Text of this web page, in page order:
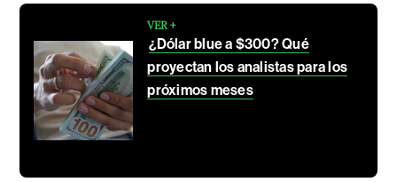
VER +
¿Dólar blue a $300? Qué
proyectan los analistas para los
próximos meses